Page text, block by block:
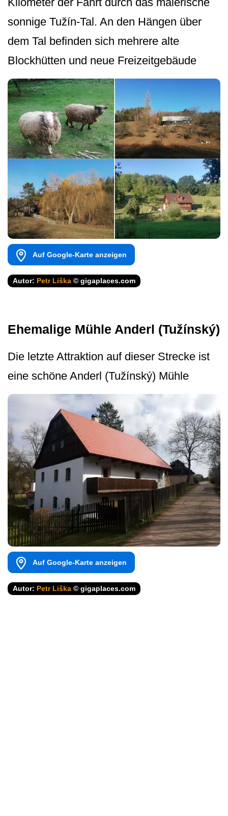
sonnige Tužín-Tal. An den Hängen über
dem Tal befinden sich mehrere alte
Blockhütten und neue Freizeitgebäude
Auf Google-Karte anzeigen
Autor: Petr Liška © gigaplaces.com
Ehemalige Mühle Anderl (Tužínský)
Die letzte Attraktion auf dieser Strecke ist
eine schöne Anderl (Tužínský) Mühle
Auf Google-Karte anzeigen
Autor: Petr Liška © gigaplaces.com